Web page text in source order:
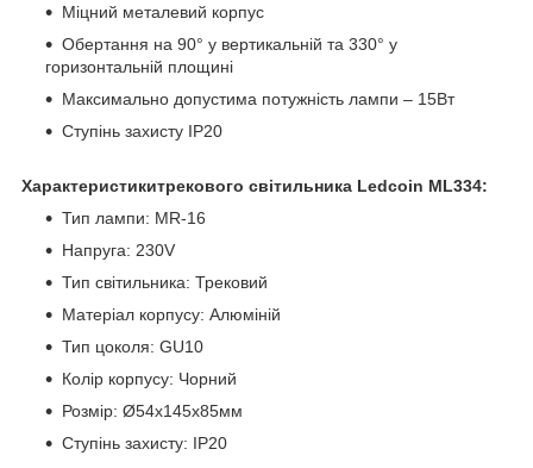
Міцний металевий корпус
Обертання на 90° у вертикальній та 330° у
горизонтальній площині
Максимально допустима потужність лампи – 15Вт
Ступінь захисту IP20
Характеристикитрекового світильника Ledcoin ML334:
Тип лампи: MR-16
Напруга: 230V
Тип світильника: Трековий
Матеріал корпусу: Алюміній
Тип цоколя: GU10
Колір корпусу: Чорний
Розмір: Ø54х145х85мм
Ступінь захисту: IP20